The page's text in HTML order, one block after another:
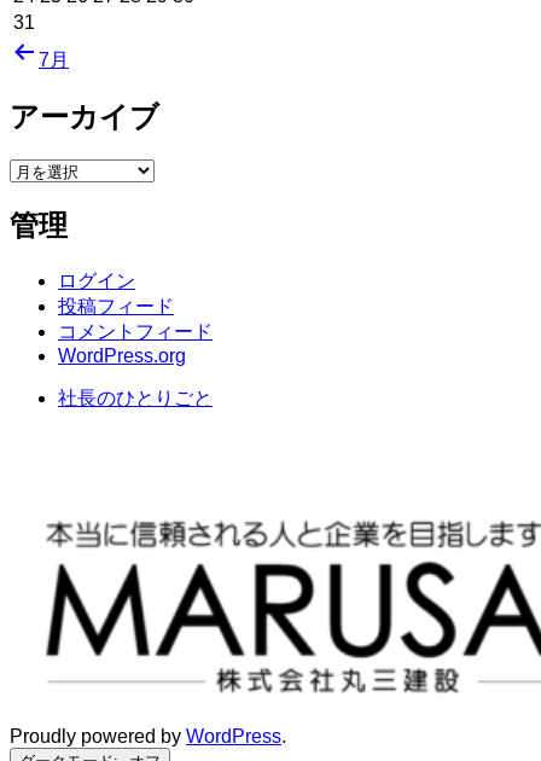
31
7月
アーカイブ
ア
カ
イ
管理
ログイン
投稿フィード
コメントフィード
WordPress.org
社長のひとりごと
Proudly powered by WordPress.